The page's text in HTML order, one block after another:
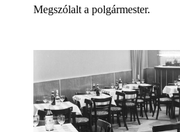
Megszólalt a polgármester.